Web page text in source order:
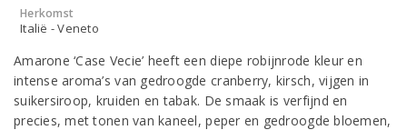
Herkomst
Italië - Veneto
Amarone ‘Case Vecie’ heeft een diepe robijnrode kleur en
intense aroma’s van gedroogde cranberry, kirsch, vijgen in
suikersiroop, kruiden en tabak. De smaak is verfijnd en
precies, met tonen van kaneel, peper en gedroogde bloemen,